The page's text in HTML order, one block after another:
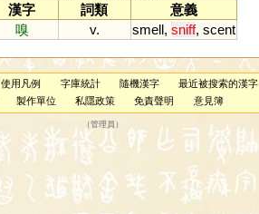
漢字
詞類
意義
嗅
v. smell, sniff, scent
使用凡例 字庫統計 隨機漢字
最近被搜索的漢字
製作單位 私隱政策 免責聲明 意見簿
（管理員 ）